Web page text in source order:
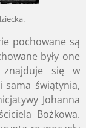
pochowane są
były one
znajduje się w
sama świątynia,
Johanna
Bożkowa.